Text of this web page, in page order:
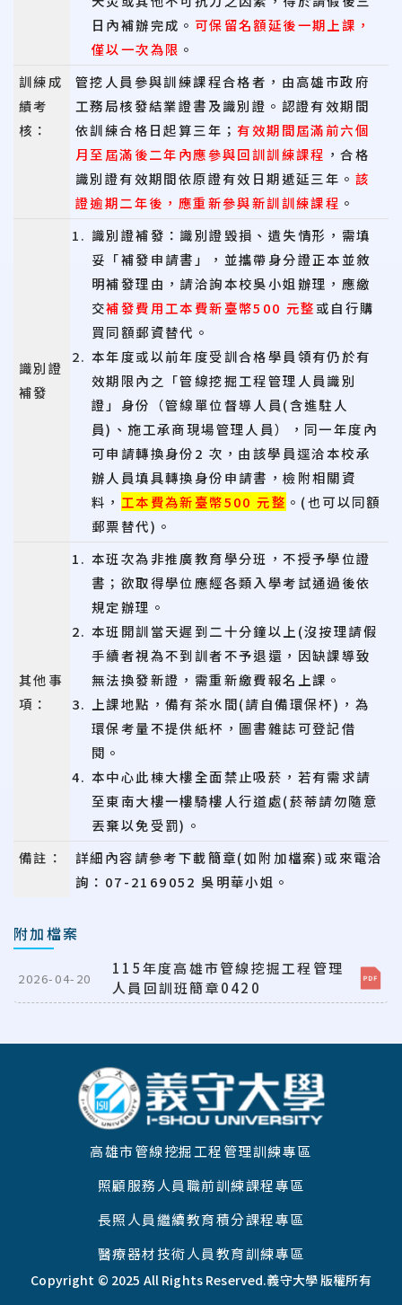
日內補辦完成。 可保留名額延後一期上課，
僅以一次為限 。
訓練成
績考
核：
管挖人員參與訓練課程合格者，由高雄市政府
工務局核發結業證書及識別證。認證有效期間
依訓練合格日起算三年； 有效期間屆滿前六個
月至屆滿後二年內應參與回訓訓練課程 ，合格
識別證有效期間依原證有效日期遞延三年。 該
證逾期二年後，應重新參與新訓訓練課程 。
識別證
補發
識別證補發：識別證毀損、遺失情形，需填
妥「補發申請書」，並攜帶身分證正本並敘
明補發理由，請洽詢本校吳小姐辦理，應繳
交補發費用工本費新臺幣500 元整或自行購
買同額郵資替代。
本年度或以前年度受訓合格學員領有仍於有
效期限內之「管線挖掘工程管理人員識別
證」身份（管線單位督導人員(含進駐人
員)、施工承商現場管理人員），同一年度內
可申請轉換身份2 次，由該學員逕洽本校承
辦人員填具轉換身份申請書，檢附相關資
料， 工本費為新臺幣500 元整 。(也可以同額
郵票替代)。
其他事
項：
本班次為非推廣教育學分班，不授予學位證
書；欲取得學位應經各類入學考試通過後依
規定辦理。
本班開訓當天遲到二十分鐘以上(沒按理請假
手續者視為不到訓者不予退還，因缺課導致
無法換發新證，需重新繳費報名上課。
上課地點，備有茶水間(請自備環保杯)，為
環保考量不提供紙杯，圖書雜誌可登記借
閱。
本中心此棟大樓全面禁止吸菸，若有需求請
至東南大樓一樓騎樓人行道處(菸蒂請勿隨意
丟棄以免受罰)。
備註：
詳細內容請參考下載簡章(如附加檔案)或來電洽
詢：07-2169052 吳明華小姐 。
附加檔案
2026-04-20
115年度高雄市管線挖掘工程管理
人員回訓班簡章0420
Copyright © 2025 All Rights Reserved.義守大學 版權所有
高雄市管線挖掘工程管理訓練專區
照顧服務人員職前訓練課程專區
長照人員繼續教育積分課程專區
醫療器材技術人員教育訓練專區